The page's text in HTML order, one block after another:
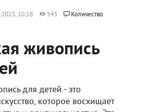
10:18 543
Количество
живопись
для детей - это
которое восхищает